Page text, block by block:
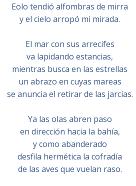
Eolo tendió alfombras de mirra
y el cielo arropó mi mirada.
El mar con sus arrecifes
va lapidando estancias,
mientras busca en las estrellas
un abrazo en cuyas mareas
se anuncia el retirar de las jarcias.
Ya las olas abren paso
en dirección hacia la bahía,
y como abanderado
desfila hermética la cofradía
de las aves que vuelan raso.